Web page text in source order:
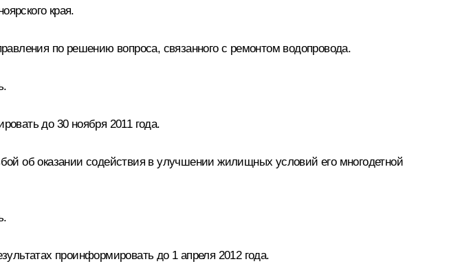
края.
по решению вопроса, связанного с ремонтом водопровода.
до 30 ноября 2011 года.
об оказании содействия в улучшении жилищных условий его многодетной
проинформировать до 1 апреля 2012 года.